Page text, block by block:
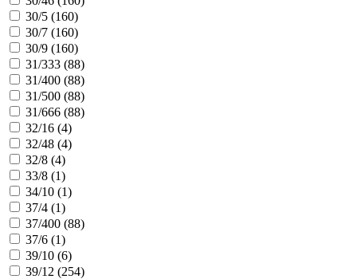
30/5 (160)
30/7 (160)
30/9 (160)
31/333 (88)
31/400 (88)
31/500 (88)
31/666 (88)
32/16 (4)
32/48 (4)
32/8 (4)
33/8 (1)
34/10 (1)
37/4 (1)
37/400 (88)
37/6 (1)
39/10 (6)
39/12 (254)